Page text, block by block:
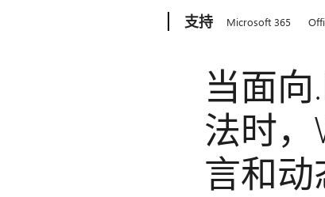
支持 Microsoft 365
当面向
法时，
言和